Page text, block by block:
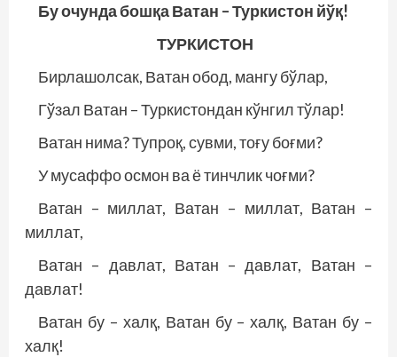
Бу очунда бошқа Ватан – Туркистон йўқ!
ТУРКИСТОН
Бирлашолсак, Ватан обод, мангу бўлар,
Гўзал Ватан – Туркистондан кўнгил тўлар!
Ватан нима? Тупроқ, сувми, тоғу боғми?
У мусаффо осмон ва ё тинчлик чоғми?
Ватан – миллат, Ватан – миллат, Ватан –
миллат,
Ватан – давлат, Ватан – давлат, Ватан –
давлат!
Ватан бу – халқ, Ватан бу – халқ, Ватан бу –
халқ!